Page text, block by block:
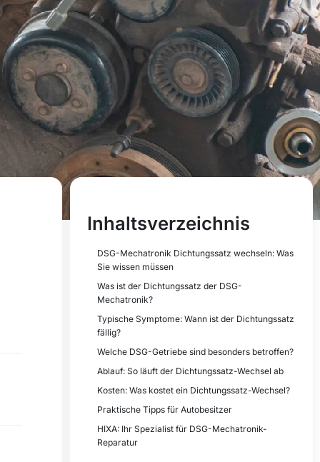
Inhaltsverzeichnis
DSG-Mechatronik Dichtungssatz wechseln: Was
Sie wissen müssen
Was ist der Dichtungssatz der DSG-
Mechatronik?
Typische Symptome: Wann ist der Dichtungssatz
fällig?
Welche DSG-Getriebe sind besonders betroffen?
Ablauf: So läuft der Dichtungssatz-Wechsel ab
Kosten: Was kostet ein Dichtungssatz-Wechsel?
Praktische Tipps für Autobesitzer
HIXA: Ihr Spezialist für DSG-Mechatronik-
Reparatur